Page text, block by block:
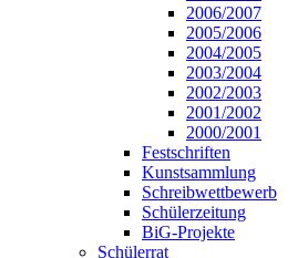
2006/2007
2005/2006
2004/2005
2003/2004
2002/2003
2001/2002
2000/2001
Festschriften
Kunstsammlung
Schreibwettbewerb
Schülerzeitung
BiG-Projekte
Schülerrat